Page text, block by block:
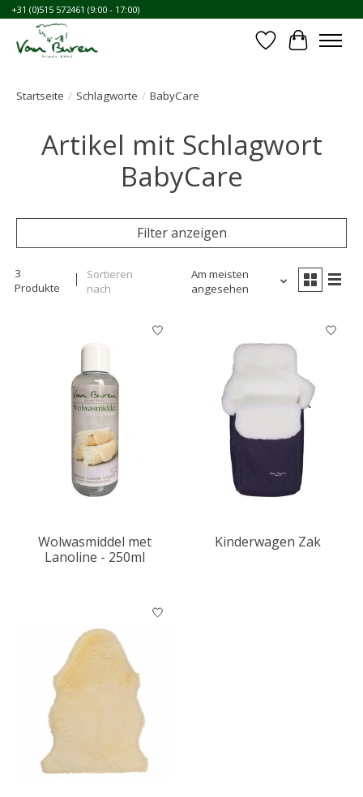
+31 (0)515 572461 (9:00 - 17:00)
Wunschzettel
Ihr
Startseite / Schlagworte / BabyCare
Artikel mit Schlagwort
BabyCare
Filter anzeigen
3
Produkte
Sortieren
nach
Am meisten
angesehen
Wolwasmiddel met
Lanoline - 250ml
Kinderwagen Zak